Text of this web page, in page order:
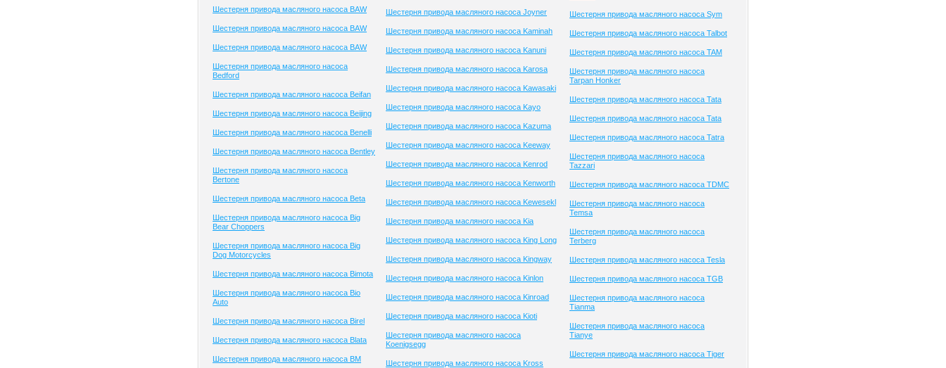
Шестерня привода масляного насоса BAW
Шестерня привода масляного насоса BAW
Шестерня привода масляного насоса BAW
Шестерня привода масляного насоса
Bedford
Шестерня привода масляного насоса Beifan
Шестерня привода масляного насоса Beijing
Шестерня привода масляного насоса Benelli
Шестерня привода масляного насоса Bentley
Шестерня привода масляного насоса
Bertone
Шестерня привода масляного насоса Beta
Шестерня привода масляного насоса Big
Bear Choppers
Шестерня привода масляного насоса Big
Dog Motorcycles
Шестерня привода масляного насоса Bimota
Шестерня привода масляного насоса Bio
Auto
Шестерня привода масляного насоса Birel
Шестерня привода масляного насоса Blata
Шестерня привода масляного насоса BM
Шестерня привода масляного насоса Joyner
Шестерня привода масляного насоса Kaminah
Шестерня привода масляного насоса Kanuni
Шестерня привода масляного насоса Karosa
Шестерня привода масляного насоса Kawasaki
Шестерня привода масляного насоса Kayo
Шестерня привода масляного насоса Kazuma
Шестерня привода масляного насоса Keeway
Шестерня привода масляного насоса Kenrod
Шестерня привода масляного насоса Kenworth
Шестерня привода масляного насоса Kewesekl
Шестерня привода масляного насоса Kia
Шестерня привода масляного насоса King Long
Шестерня привода масляного насоса Kingway
Шестерня привода масляного насоса Kinlon
Шестерня привода масляного насоса Kinroad
Шестерня привода масляного насоса Kioti
Шестерня привода масляного насоса
Koenigsegg
Шестерня привода масляного насоса Kross
Шестерня привода масляного насоса Sym
Шестерня привода масляного насоса Talbot
Шестерня привода масляного насоса TAM
Шестерня привода масляного насоса
Tarpan Honker
Шестерня привода масляного насоса Tata
Шестерня привода масляного насоса Tata
Шестерня привода масляного насоса Tatra
Шестерня привода масляного насоса
Tazzari
Шестерня привода масляного насоса TDMC
Шестерня привода масляного насоса
Temsa
Шестерня привода масляного насоса
Terberg
Шестерня привода масляного насоса Tesla
Шестерня привода масляного насоса TGB
Шестерня привода масляного насоса
Tianma
Шестерня привода масляного насоса
Tianye
Шестерня привода масляного насоса Tiger